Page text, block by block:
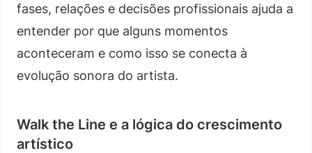
fases, relações e decisões profissionais ajuda a
entender por que alguns momentos
aconteceram e como isso se conecta à
evolução sonora do artista.
Walk the Line e a lógica do crescimento
artístico